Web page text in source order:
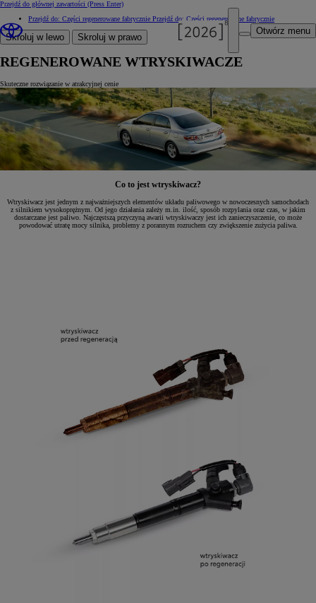
Przejdź do głównej zawartości (Press Enter)
Otwórz menu
Przejdź do: Części regenerowane fabrycznie Przejdź do: Części regenerowane fabrycznie
Skroluj w lewo Skroluj w prawo
REGENEROWANE WTRYSKIWACZE
Skuteczne rozwiązanie w atrakcyjnej cenie
Co to jest wtryskiwacz?
Wtryskiwacz jest jednym z najważniejszych elementów układu paliwowego w nowoczesnych samochodach
z silnikiem wysokoprężnym. Od jego działania zależy m.in. ilość, sposób rozpylania oraz czas, w jakim
dostarczane jest paliwo. Najczęstszą przyczyną awarii wtryskiwaczy jest ich zanieczyszczenie, co może
powodować utratę mocy silnika, problemy z porannym rozruchem czy zwiększenie zużycia paliwa.